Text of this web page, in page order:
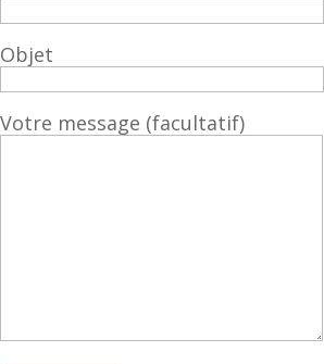
Objet
Votre message (facultatif)